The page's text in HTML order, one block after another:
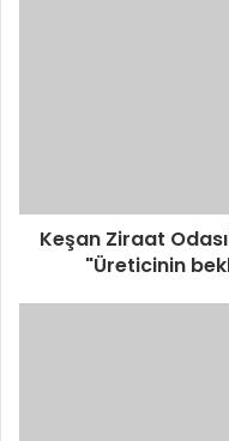
Keşan Ziraat
"Üreticinin